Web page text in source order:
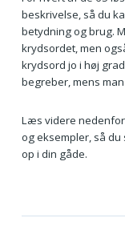
beskrivelse, så du
betydning og brug.
krydsordet, men
krydsord jo i høj
begreber, mens
Læs videre
og eksempler, så
op i din gåde.